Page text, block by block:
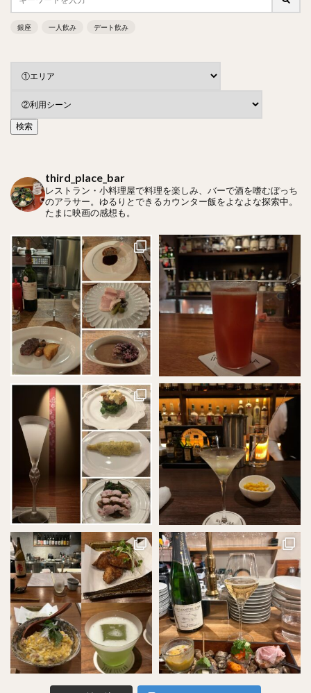
銀座 一人飲み デート飲み
third_place_bar
レストラン・小料理屋で料理を楽しみ、バーで酒を嗜むぼっち
のアラサー。ゆるりとできるカウンター飯をよなよな探索中。
たまに映画の感想も。